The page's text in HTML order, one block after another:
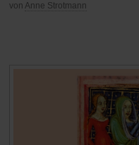
von Anne Strotmann